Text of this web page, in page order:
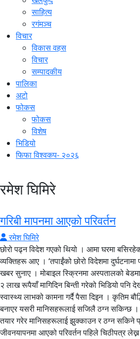
साहित्य
रगंमञ्च
विचार
विकास वहस
विचार
सम्पादकीय
पालिका
अटो
फोकस
फोकस
विशेष
भिडियो
फिफा विश्वकप- २०२६
रमेश घिमिरे
गरिबी मापनमा आएको परिवर्तन
रमेश घिमिरे
छोरो पढ्न विदेश गएको थियो । आमा घरमा
व्यक्तिहरू आए । ‘तपाईंको छोरो विदेशमा
खबर सुनाए । मोबाइल स्क्रिनमा अस्पतालको
२ लाख रूपैयाँ मागिदिन बिन्ती गरेको भिडियो पनि
स्वास्थ्य लाभको कामना गर्दै पैसा दिइन । कृतिम
बनाएर यसरी मानिसहरूलाई सजिलै ठग्न सकिन्छ ।
तयार गरेर मानिसहरूलाई झुक्काउन र ठग्न सकिने
जीवनयापनमा आएको परिवर्तन पहिले चिठीपत्र